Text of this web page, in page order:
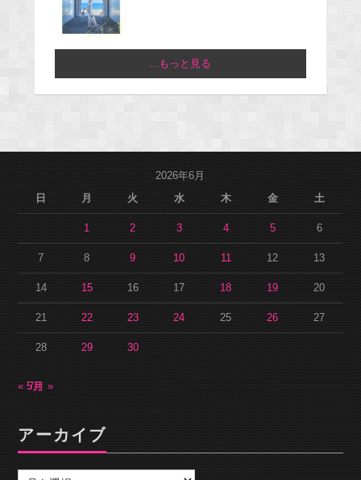
...もっと見る
2026年6月
日
月 火 水 木 金 土
1 2 3 4 5 6
7 8 9 10 11 12 13
14 15 16 17 18 19 20
21 22 23 24 25 26 27
28 29 30
« 5月7月 »
アーカイブ